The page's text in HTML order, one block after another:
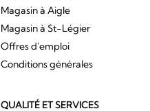
Magasin à Aigle
Magasin à St-Légier
Offres d'emploi
Conditions générales
QUALITÉ ET SERVICES